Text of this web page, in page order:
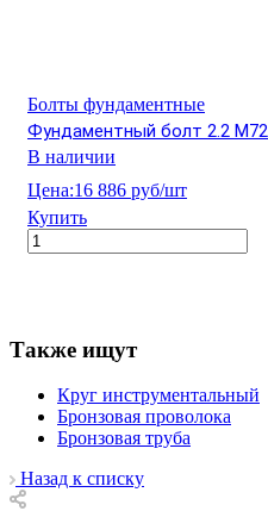
Болты фундаментные
Фундаментный болт 2.2
В наличии
Цена:16 886 руб/шт
Купить
Также ищут
Круг инструментальный
Бронзовая проволока
Бронзовая труба
Назад к списку